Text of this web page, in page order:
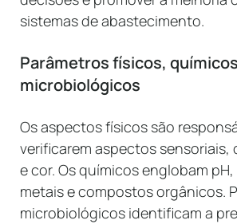
sistemas de abastecimento.
Parâmetros físicos,
microbiológicos
Os aspectos físicos são
verificarem aspectos sensoriais,
e cor. Os químicos englobam
metais e compostos orgânicos.
microbiológicos identificam a